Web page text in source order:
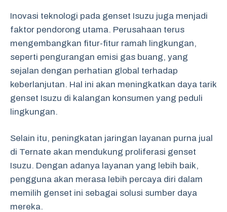
Inovasi teknologi pada genset Isuzu juga menjadi
faktor pendorong utama. Perusahaan terus
mengembangkan fitur-fitur ramah lingkungan,
seperti pengurangan emisi gas buang, yang
sejalan dengan perhatian global terhadap
keberlanjutan. Hal ini akan meningkatkan daya tarik
genset Isuzu di kalangan konsumen yang peduli
lingkungan.
Selain itu, peningkatan jaringan layanan purna jual
di Ternate akan mendukung proliferasi genset
Isuzu. Dengan adanya layanan yang lebih baik,
pengguna akan merasa lebih percaya diri dalam
memilih genset ini sebagai solusi sumber daya
mereka.